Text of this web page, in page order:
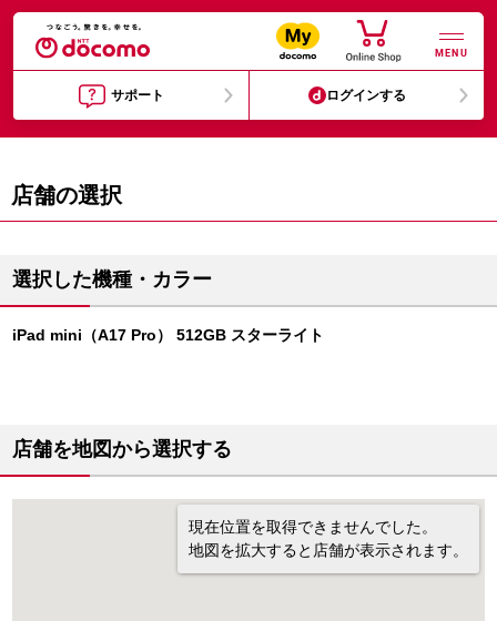
MENU
サポート ログインする
店舗の選択
選択した機種・カラー
iPad mini（A17 Pro） 512GB スターライト
店舗を地図から選択する
現在位置を取得できませんでした。
地図を拡大すると店舗が表示されます。